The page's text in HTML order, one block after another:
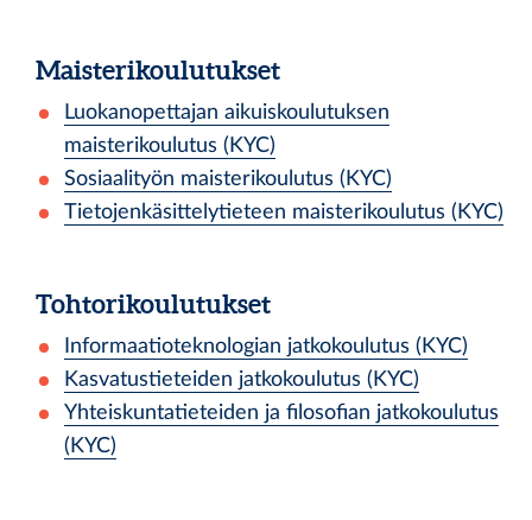
Maisterikoulutukset
Luokanopettajan aikuiskoulutuksen
maisterikoulutus (KYC)
Sosiaalityön maisterikoulutus (KYC)
Tietojenkäsittelytieteen maisterikoulutus (KYC)
Tohtorikoulutukset
Informaatioteknologian jatkokoulutus (KYC)
Kasvatustieteiden jatkokoulutus (KYC)
Yhteiskuntatieteiden ja filosofian jatkokoulutus
(KYC)